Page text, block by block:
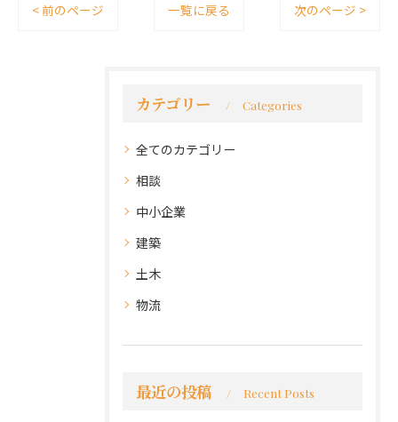
< 前のページ 一覧に戻る 次のページ >
カテゴリー Categories
全てのカテゴリー
相談
中小企業
建築
土木
物流
最近の投稿 Recent Posts